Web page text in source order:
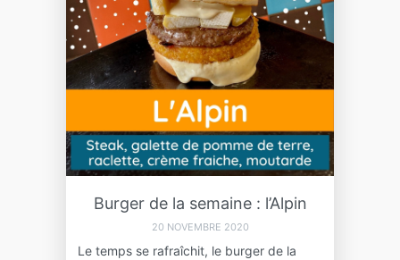
Burger de la semaine : l’Alpin
20 NOVEMBRE 2020
Le temps se rafraîchit, le burger de la